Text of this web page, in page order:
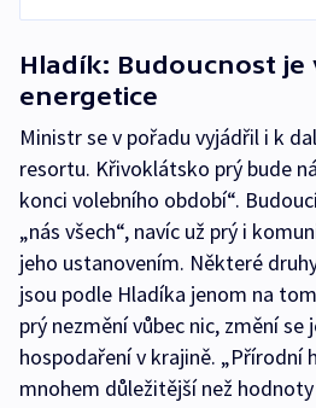
Hladík: Budoucnost
energetice
Ministr se v pořadu vyjádřil i k
resortu. Křivoklátsko prý bude
konci volebního období“.
„nás všech“, navíc už prý i
jeho ustanovením. Některé
jsou podle Hladíka jenom na
prý nezmění vůbec nic, změní se
hospodaření v krajině. „Přírodní
mnohem důležitější než